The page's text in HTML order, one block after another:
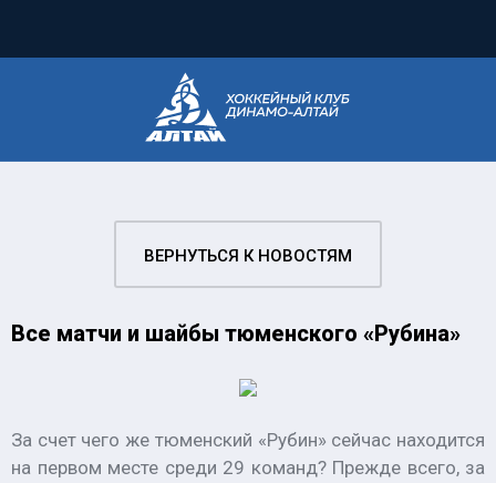
ВЕРНУТЬСЯ К НОВОСТЯМ
Все матчи и шайбы тюменского «Рубина»
За счет чего же тюменский «Рубин» сейчас находится
на первом месте среди 29 команд? Прежде всего, за